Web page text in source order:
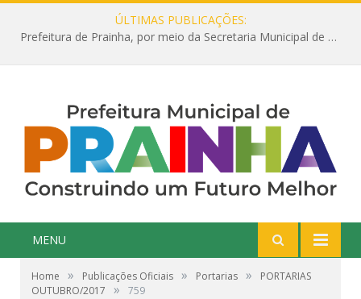
ÚLTIMAS PUBLICAÇÕES:
Prefeitura de Prainha, por meio da Secretaria Municipal de Educação, abre 354 vagas na área da Educação para 2025 com processo seletivo simplificado
MENU
Home » Publicações Oficiais » Portarias »
PORTARIAS
OUTUBRO/2017
» 759